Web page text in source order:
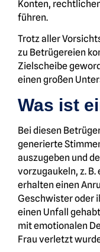
Konten,
führen.
Trotz aller
zu Betrügereien
Zielscheibe
einen großen
Was ist
Bei diesen
generierte
auszugeben und
vorzugaukeln, z.
erhalten einen
Geschwister oder
einen Unfall
mit emotionalen
Frau verletzt